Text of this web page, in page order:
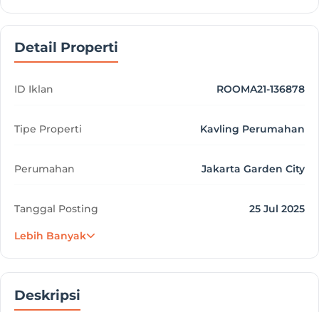
Detail Properti
ID Iklan ROOMA21-136878
Tipe Properti Kavling Perumahan
Perumahan Jakarta Garden City
Tanggal Posting 25 Jul 2025
Project
Developer
Lebih Banyak
Deskripsi